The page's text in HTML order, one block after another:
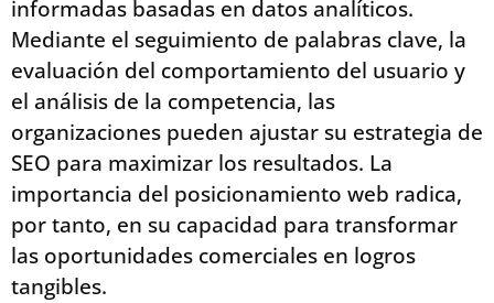
informadas basadas en datos analíticos.
Mediante el seguimiento de palabras clave, la
evaluación del comportamiento del usuario y
el análisis de la competencia, las
organizaciones pueden ajustar su estrategia de
SEO para maximizar los resultados. La
importancia del posicionamiento web radica,
por tanto, en su capacidad para transformar
las oportunidades comerciales en logros
tangibles.